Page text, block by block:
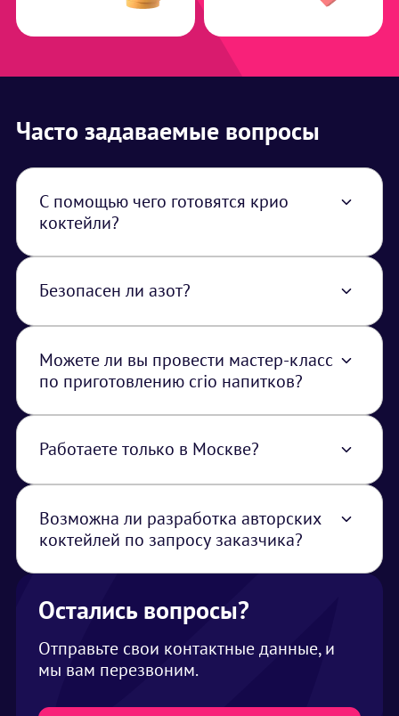
Часто задаваемые вопросы
С помощью чего готовятся крио
коктейли?
работают специально обученные бармены
Безопасен ли азот?
нет, он используется только для
приготовления и в процессе полностью
испаряется
Можете ли вы провести мастер-класс
по приготовлению crio напитков?
участниками
Работаете только в Москве?
стоимость услуги закладывается логистика
из Москвы
Возможна ли разработка авторских
коктейлей по запросу заказчика?
индивидуально под клиента (цвет, вкус,
ингредиенты)
Остались вопросы?
Отправьте свои контактные данные, и
мы вам перезвоним.